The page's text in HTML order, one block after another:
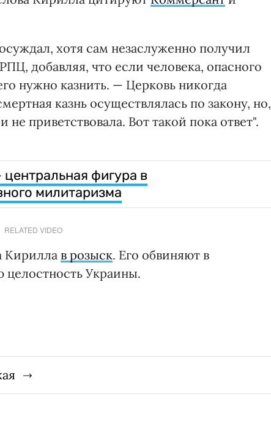
хотя сам незаслуженно получил
добавляя, что если человека, опасного
нужно казнить. — Церковь никогда
казнь осуществлялась по закону, но,
приветствовала. Вот такой пока ответ".
фигура в
милитаризма
RELATED VIDEO
Кирилла в розыск. Его обвиняют в
целостность Украины.